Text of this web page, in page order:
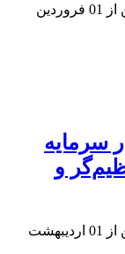
از
01 فروردین
سرمایه
و
از
01 اردیبهشت